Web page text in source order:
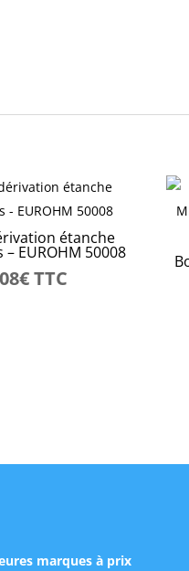
étanche
– EUROHM 50008
€TTC
marques à prix